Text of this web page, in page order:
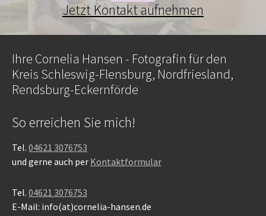
Jetzt Kontakt aufnehmen
Ihre Cornelia Hansen - Fotografin für den
Kreis Schleswig-Flensburg, Nordfriesland,
Rendsburg-Eckernförde
So erreichen Sie mich!
Tel. 04621 3076753
und gerne auch per Kontaktformular
Tel. 04621 3076753
E-Mail: info(at)cornelia-hansen.de